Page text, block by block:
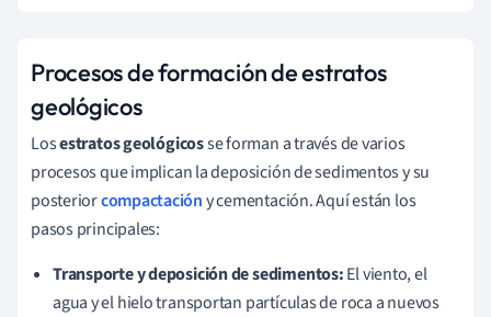
Procesos de formación de estratos
geológicos
Losestratos geológicosse forman a través de varios
procesos que implican la deposición de sedimentos y su
posteriorcompactacióny cementación. Aquí están los
pasos principales:
Transporte y deposición de sedimentos:El viento, el
agua y el hielo transportan partículas de roca a nuevos